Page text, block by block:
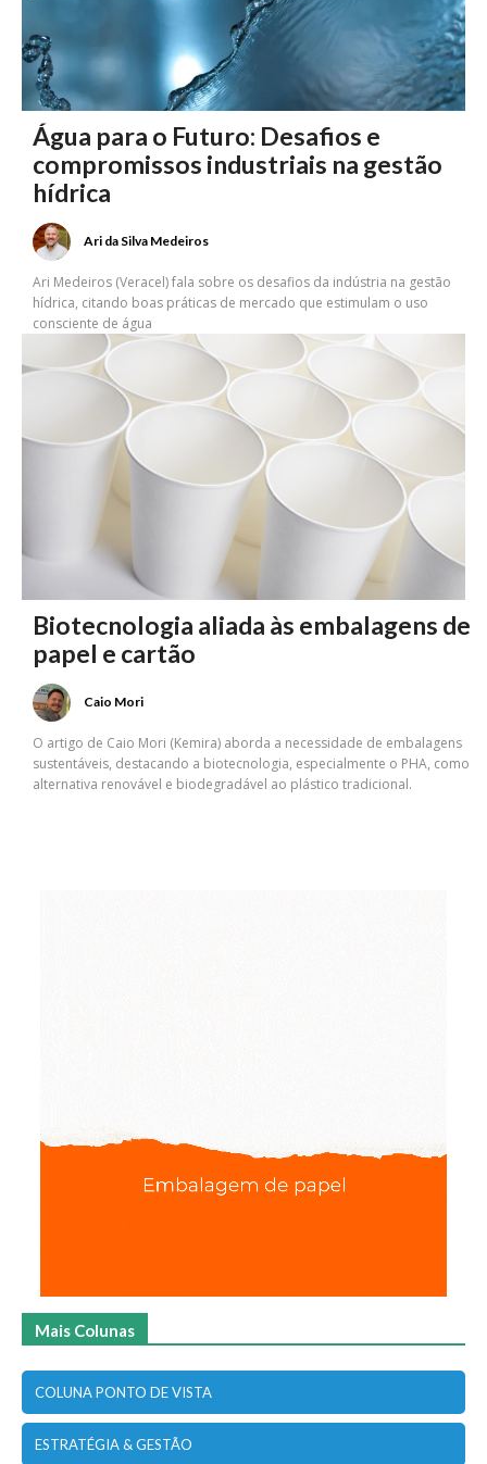
Água para o Futuro: Desafios e
compromissos industriais na gestão
hídrica
Ari da Silva Medeiros
Ari Medeiros (Veracel) fala sobre os desafios da indústria na gestão
hídrica, citando boas práticas de mercado que estimulam o uso
consciente de água
Biotecnologia aliada às embalagens de
papel e cartão
Caio Mori
O artigo de Caio Mori (Kemira) aborda a necessidade de embalagens
sustentáveis, destacando a biotecnologia, especialmente o PHA, como
alternativa renovável e biodegradável ao plástico tradicional.
Mais Colunas
COLUNA PONTO DE VISTA
ESTRATÉGIA & GESTÃO